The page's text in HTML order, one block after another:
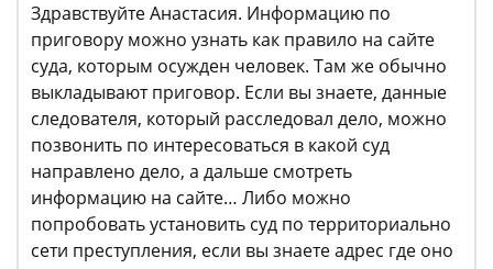
Здравствуйте Анастасия. Информацию по
приговору можно узнать как правило на сайте
суда, которым осужден человек. Там же обычно
выкладывают приговор. Если вы знаете, данные
следователя, который расследовал дело, можно
позвонить по интересоваться в какой суд
направлено дело, а дальше смотреть
информацию на сайте… Либо можно
попробовать установить суд по территориально
сети преступления, если вы знаете адрес где оно